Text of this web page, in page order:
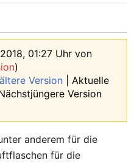
01:27 Uhr von
)
Version | Aktuelle
Version
anderem für die
für die